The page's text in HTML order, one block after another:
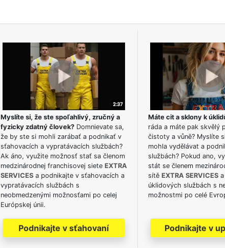
Myslíte si, že ste spoľahlivý, zručný a
fyzicky zdatný človek?Domnievate sa,
že by ste si mohli zarábať a podnikať v
sťahovacích a vypratávacích službách?
Ak áno, využite možnosť stať sa členom
medzinárodnej franchisovej siete EXTRA
SERVICESa podnikajte v sťahovacích a
vypratávacích službách s
neobmedzenými možnosťami po celej
Európskej únii.
Podnikajte v sťahovaní
Máte cit a sklony k
ráda a máte pak skvělý
čistoty a vůně? Myslíte
mohla vydělávat a
službách? Pokud ano,
stát se členem
sítě EXTRA SERVICESa
úklidových službách s
možnostmi po celé
Podnikajte v